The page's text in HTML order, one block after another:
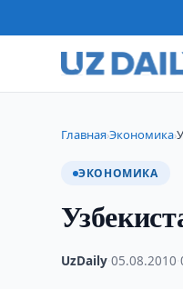
Главная›Экономика›
ЭКОНОМИКА
UzDaily ·05.08.2010 ·